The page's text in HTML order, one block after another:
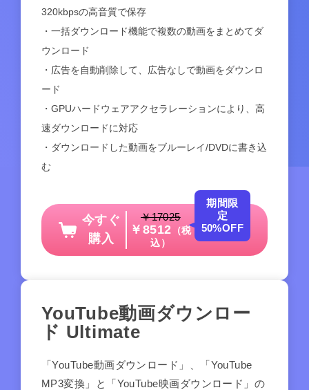
320kbpsの高音質で保存
・一括ダウンロード機能で複数の動画をまとめてダ
ウンロード
・広告を自動削除して、広告なしで動画をダウンロ
ード
・GPUハードウェアアクセラレーションにより、高
速ダウンロードに対応
・ダウンロードした動画をブルーレイ/DVDに書き込
む
今すぐ
購入
￥17025
￥8512 （税
込）
期間限
定
50%OFF
YouTube動画ダウンロー
ド Ultimate
「YouTube動画ダウンロード」、「YouTube
MP3変換」と「YouTube映画ダウンロード」の